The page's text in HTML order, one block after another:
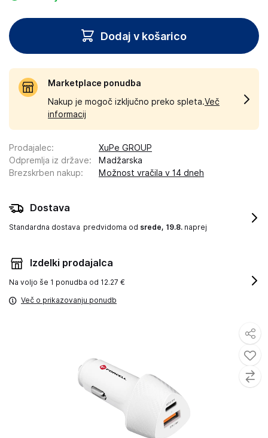
Dodaj v košarico
Marketplace ponudba
Nakup je mogoč izključno preko spleta.Več
informacij
Prodajalec:
XuPe GROUP
Odpremlja iz države:
Madžarska
Brezskrben nakup: Možnost vračila v 14 dneh
Dostava
Standardna dostava predvidoma od srede, 19.8. naprej
Izdelki prodajalca
Na voljo še 1 ponudba od 12.27 €
Več o prikazovanju ponudb